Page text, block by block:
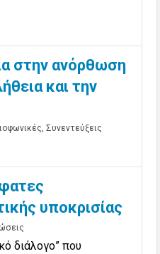
στην ανόρθωση
και την
,Συνεντεύξεις
υποκρισίας
διάλογο” που